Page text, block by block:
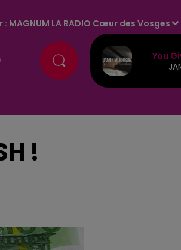
: MAGNUM LA RADIO Cœur des Vosges
You
!